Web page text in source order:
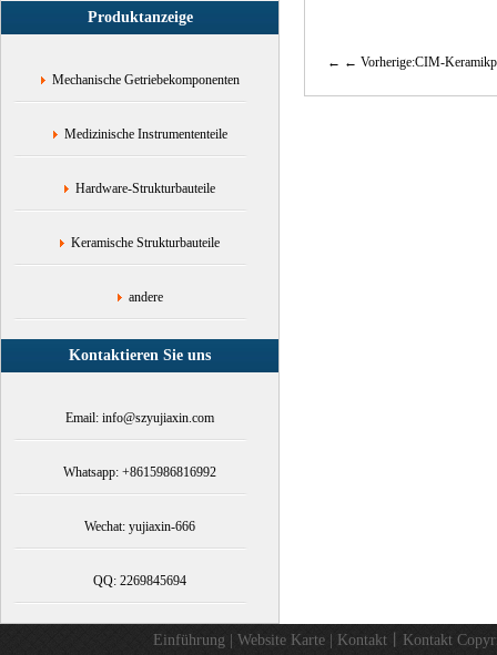
Produktanzeige
Mechanische Getriebekomponenten
Medizinische Instrumententeile
Hardware-Strukturbauteile
Keramische Strukturbauteile
andere
Kontaktieren Sie uns
Email: info@szyujiaxin.com
Whatsapp: +8615986816992
Wechat: yujiaxin-666
QQ: 2269845694
← Vorherige:CIM-
Einführung Website Karte Kontakt Kontakt